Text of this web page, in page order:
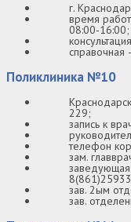
г.
время
08:00-16:00;
Поликлиника №10
229;
запись к
телефон
зам.
зав. 2ым
зав.